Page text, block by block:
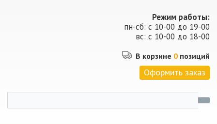
Режим работы:
пн-сб: с 10-00 до 19-00
вс: с 10-00 до 18-00
В корзине 0 позиций
Оформить заказ